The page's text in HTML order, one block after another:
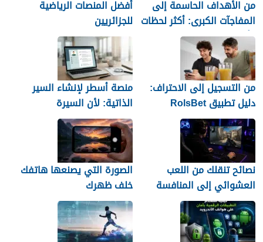
من الأهداف الحاسمة إلى
المفاجآت الكبرى: أكثر لحظات
كأس العالم 2026 التي لا
تُنسى
أفضل المنصات الرياضية
للجزائريين
من التسجيل إلى الاحتراف:
دليل تطبيق RolsBet
للمستخدمين السوريين
منصة أسطر لإنشاء السير
الذاتية: لأن السيرة
العشوائية لن تمنحك وظيفة
نصائح تنقلك من اللعب
العشوائي إلى المنافسة
الصورة التي يصنعها هاتفك
خلف ظهرك